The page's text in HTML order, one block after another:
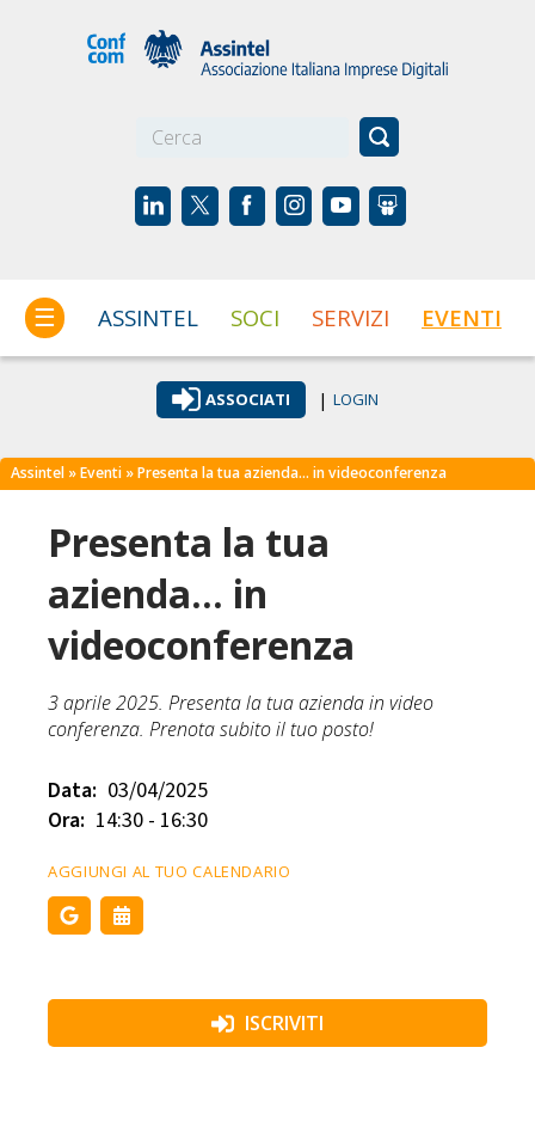
☰ ASSINTEL SOCI SERVIZI EVENTI
ASSOCIATI | LOGIN
Assintel »Eventi » Presenta la tua azienda… in videoconferenza
Presenta la tua
azienda... in
videoconferenza
3 aprile 2025. Presenta la tua azienda in video
conferenza. Prenota subito il tuo posto!
Data: 03/04/2025
Ora: 14:30 - 16:30
AGGIUNGI AL TUO CALENDARIO
ISCRIVITI